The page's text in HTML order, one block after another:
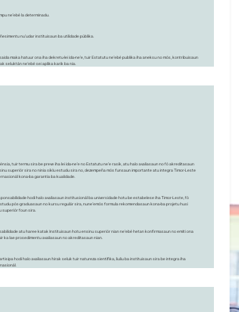
ne’ebé la determinadu.
nu’udar instituisaun ba utilidade públika.
maka hatuur ona iha dekretu-lei ida-ne’e, tuir Estatutu ne’ebé publika iha aneksu no mós, kontribuisaun
seluktán ne’ebé sei aplika karik ba nia.
tuir termu sira be preve iha lei ida-ne’e no Estatutu ne’e rasik, atu halo avaliasaun no fó akreditasaun
superiór sira no ninia siklu estudu sira no, dezempeña mós funsaun importante atu integra Timor-Leste
kona-ba garantia ba kualidade.
hodi halo avaliasaun institusionál ba universidade hotu be estabelese iha Timor-Leste, fó
pós-graduasaun no kursu regulár sira, nune’emós formula rekomendasaun kona-ba projetu husi
superiór foun sira.
atu haree katak Instituisaun hotu ensinu superiór nian ne’ebé hetan konfirmasaun no emiti ona
ka lae prosedimentu avaliasaun no akreditasaun nian.
hodi halo avaliasaun hirak seluk tuir natureza sientífika, liuliu ba instituisaun sira be integra iha